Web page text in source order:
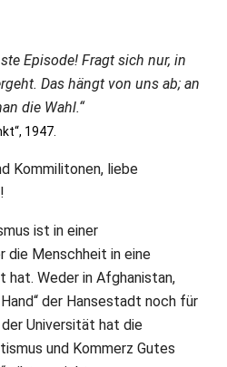
Episode! Fragt sich nur, in
Das hängt von uns ab; an
die Wahl.“
1947.
Kommilitonen, liebe
ist in einer
die Menschheit in eine
hat. Weder in Afghanistan,
der Hansestadt noch für
Universität hat die
und Kommerz Gutes